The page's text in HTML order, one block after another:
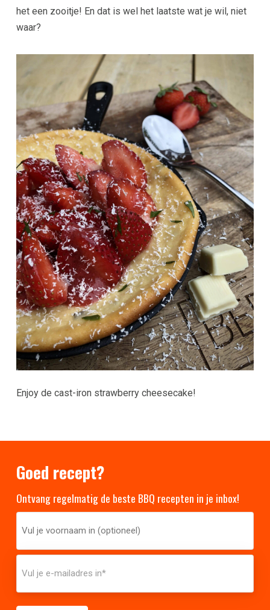
het een zooitje! En dat is wel het laatste wat je wil, niet
waar?
Enjoy de cast-iron strawberry cheesecake!
Goed recept?
Ontvang regelmatig de beste BBQ recepten in je inbox!